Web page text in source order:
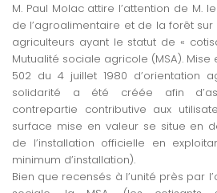
M. Paul Molac attire l’attention de M.
de l’agroalimentaire et de la forêt
agriculteurs ayant le statut de «
Mutualité sociale agricole (MSA).
502 du 4 juillet 1980 d’orientation
solidarité a été créée afin
contrepartie contributive aux
surface mise en valeur se situe en
de l’installation officielle en
minimum d’installation).
Bien que recensés à l’unité près par